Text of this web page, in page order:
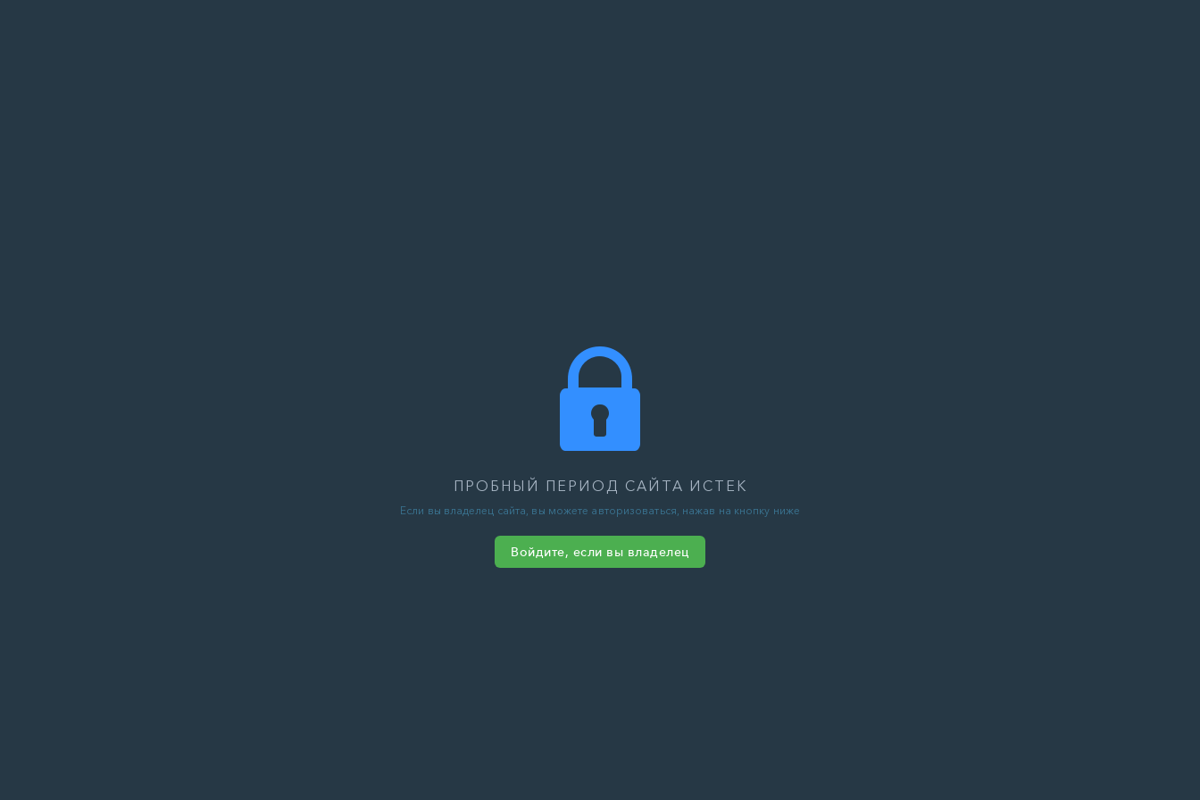
ПРОБНЫЙ ПЕРИОД САЙТА ИСТЕК
Если вы владелец сайта, вы можете авторизоваться, нажав на кнопку ниже
Войдите, если вы владелец